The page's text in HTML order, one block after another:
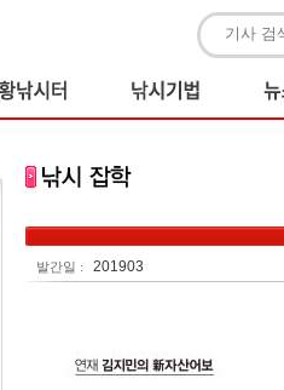
발간일 : 201903